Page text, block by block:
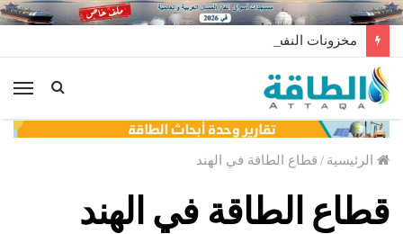
الرئيسية / قطاع الطاقة في الهند
قطاع الطاقة في الهند